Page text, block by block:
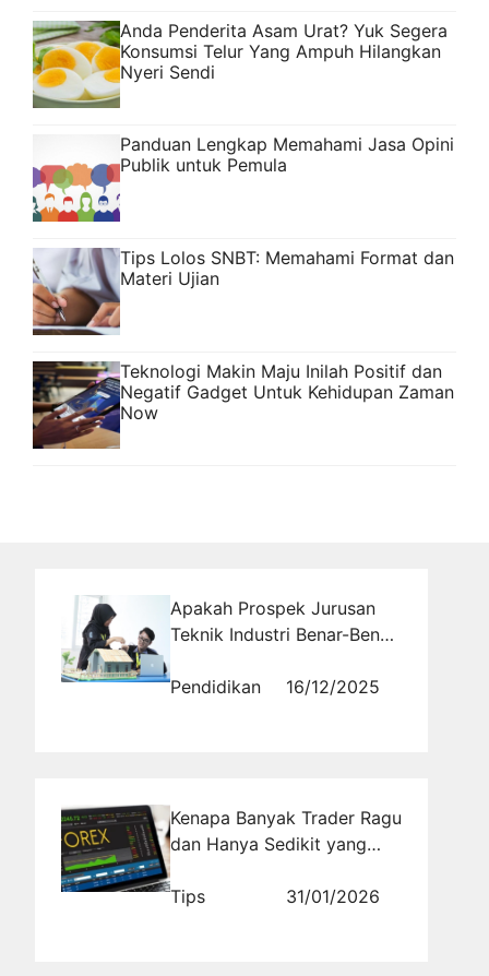
Anda Penderita Asam Urat? Yuk Segera
Konsumsi Telur Yang Ampuh Hilangkan
Nyeri Sendi
Panduan Lengkap Memahami Jasa Opini
Publik untuk Pemula
Tips Lolos SNBT: Memahami Format dan
Materi Ujian
Teknologi Makin Maju Inilah Positif dan
Negatif Gadget Untuk Kehidupan Zaman
Now
Apakah Prospek Jurusan
Teknik Industri Benar-Benar
Berbagai Sektor?
Pendidikan 16/12/2025
Kenapa Banyak Trader Ragu
dan Hanya Sedikit yang
soal Kredibilitas Bisnis
Tips 31/01/2026